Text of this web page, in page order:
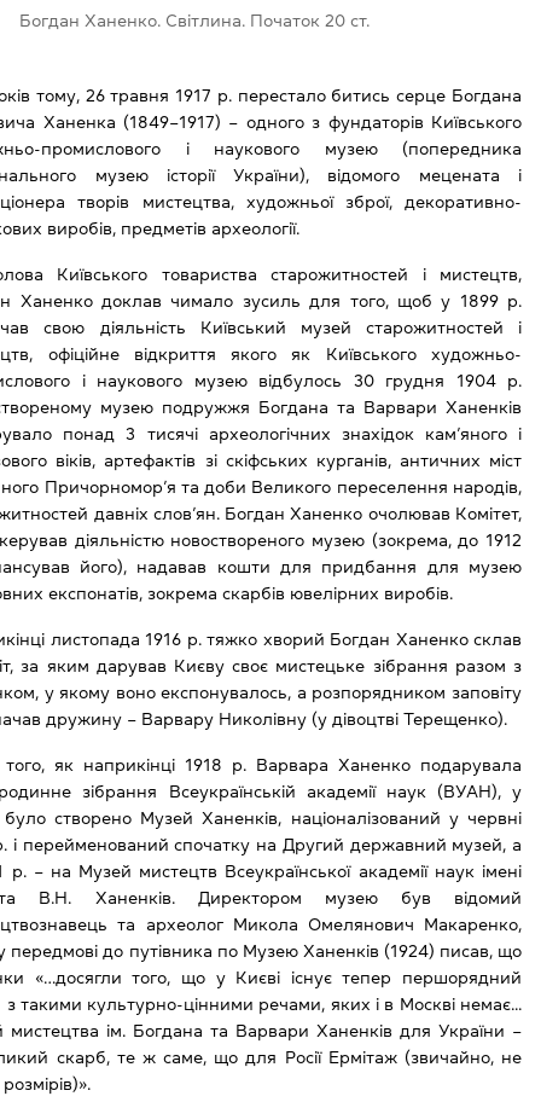
Богдан Ханенко. Світлина. Початок 20 ст.
тому, 26 травня 1917 р. перестало битись серце Богдана
Ханенка (1849–1917) – одного з фундаторів Київського
промислового і наукового музею (попередника
музею історії України), відомого мецената і
творів мистецтва, художньої зброї, декоративно-
виробів, предметів археології.
Київського товариства старожитностей і мистецтв,
Ханенко доклав чимало зусиль для того, щоб у 1899 р.
свою діяльність Київський музей старожитностей і
офіційне відкриття якого як Київського художньо-
і наукового музею відбулось 30 грудня 1904 р.
музею подружжя Богдана та Варвари Ханенків
понад 3 тисячі археологічних знахідок кам’яного і
віків, артефактів зі скіфських курганів, античних міст
Причорномор’я та доби Великого переселення народів,
давніх слов’ян. Богдан Ханенко очолював Комітет,
діяльністю новоствореного музею (зокрема, до 1912
його), надавав кошти для придбання для музею
експонатів, зокрема скарбів ювелірних виробів.
листопада 1916 р. тяжко хворий Богдан Ханенко склав
за яким дарував Києву своє мистецьке зібрання разом з
у якому воно експонувалось, а розпорядником заповіту
дружину – Варвару Николівну (у дівоцтві Терещенко).
того, як наприкінці 1918 р. Варвара Ханенко подарувала
зібрання Всеукраїнській академії наук (ВУАН), у
було створено Музей Ханенків, націоналізований у червні
і перейменований спочатку на Другий державний музей, а
р. – на Музей мистецтв Всеукраїнської академії наук імені
В.Н. Ханенків. Директором музею був відомий
та археолог Микола Омелянович Макаренко,
передмові до путівника по Музею Ханенків (1924) писав, що
«…досягли того, що у Києві існує тепер першорядний
з такими культурно-цінними речами, яких і в Москві немає...
мистецтва ім. Богдана та Варвари Ханенків для України –
скарб, те ж саме, що для Росії Ермітаж (звичайно, не